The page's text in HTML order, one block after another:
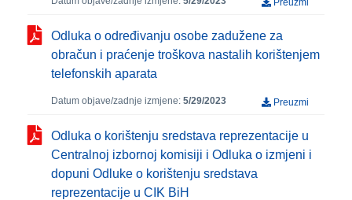
Preuzmi
Odluka o određivanju osobe zadužene za
obračun i praćenje troškova nastalih korištenjem
telefonskih aparata
Datum objave/zadnje izmjene: 5/29/2023 Preuzmi
Odluka o korištenju sredstava reprezentacije u
Centralnoj izbornoj komisiji i Odluka o izmjeni i
dopuni Odluke o korištenju sredstava
reprezentacije u CIK BiH